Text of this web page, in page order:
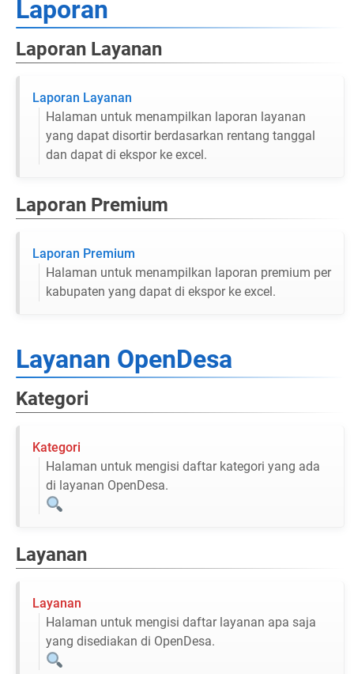
Laporan
Laporan Layanan
Laporan Layanan
Halaman untuk menampilkan laporan layanan
yang dapat disortir berdasarkan rentang tanggal
dan dapat di ekspor ke excel.
Laporan Premium
Laporan Premium
Halaman untuk menampilkan laporan premium per
kabupaten yang dapat di ekspor ke excel.
Layanan OpenDesa
Kategori
Kategori
Halaman untuk mengisi daftar kategori yang ada
di layanan OpenDesa.
Layanan
Layanan
Halaman untuk mengisi daftar layanan apa saja
yang disediakan di OpenDesa.